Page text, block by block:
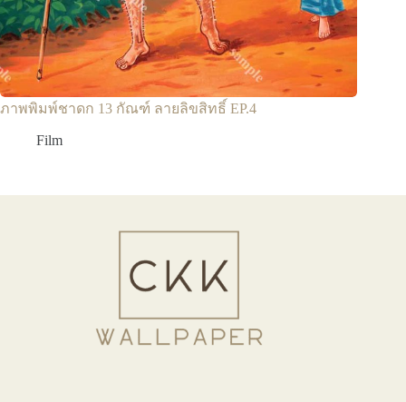
ภาพพิมพ์ชาดก 13 กัณฑ์ ลายลิขสิทธิ์ EP.4
Film